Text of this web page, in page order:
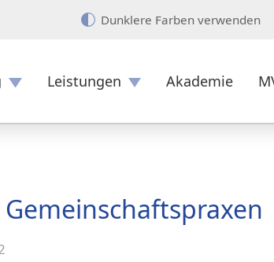
Leistungen Akademie
Dunklere Farben verwenden